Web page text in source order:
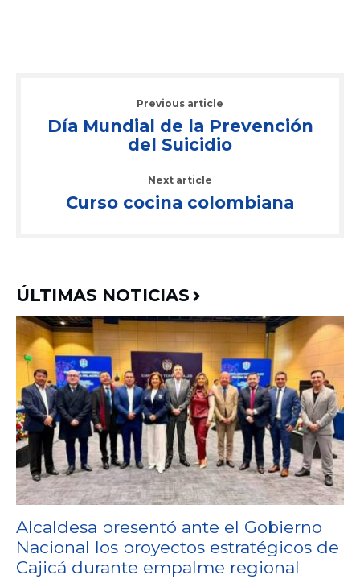
Previous article
Día Mundial de la Prevención
del Suicidio
Next article
Curso cocina colombiana
ÚLTIMAS NOTICIAS
Alcaldesa presentó ante el Gobierno
Nacional los proyectos estratégicos de
Cajicá durante empalme regional